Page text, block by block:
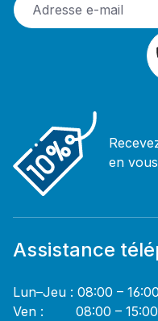
en
Assistance
Lun–Jeu : 08:00 – 16:00
Ven : 08:00 – 15:00